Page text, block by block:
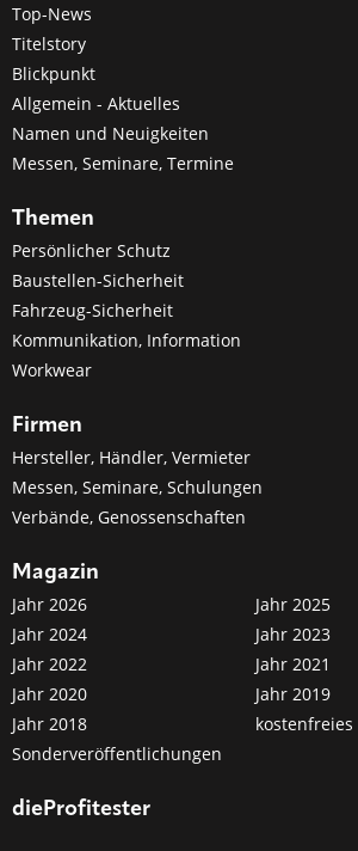
Top-News
Titelstory
Blickpunkt
Allgemein - Aktuelles
Namen und Neuigkeiten
Messen, Seminare, Termine
Themen
Persönlicher Schutz
Baustellen-Sicherheit
Fahrzeug-Sicherheit
Kommunikation, Information
Workwear
Firmen
Hersteller, Händler, Vermieter
Messen, Seminare, Schulungen
Verbände, Genossenschaften
Magazin
Jahr 2026
Jahr 2025
Jahr 2024
Jahr 2023
Jahr 2022
Jahr 2021
Jahr 2020
Jahr 2019
Jahr 2018
kostenfreies
Sonderveröffentlichungen
dieProfitester